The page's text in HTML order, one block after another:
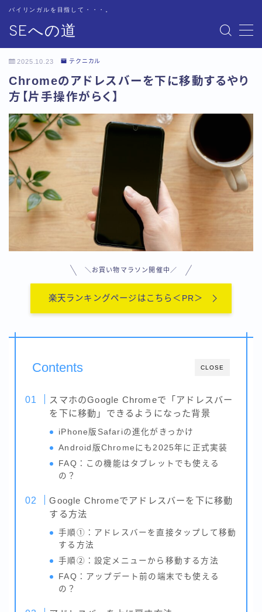
SEへの道
バイリンガルを目指して・・・。
お問い合わせ
テクニカル
トップページ
プライバシーポリシー
プロフィール
基本
書籍紹介
用語集
用語集-あ行
用語集-か行
用語集-さ行
用語集-た行
用語集-は行
用語集-や行・わ
用語集-ら行
2025.10.23 テクニカル
Chromeのアドレスバーを下に移動するやり
方【片手操作がらく】
＼お買い物マラソン開催中／
楽天ランキングページはこちら＜PR＞
CLOSE
Contents
スマホのGoogle Chromeで「アドレスバー
を下に移動」できるようになった背景
iPhone版Safariの進化がきっかけ
Android版Chromeにも2025年に正式実装
FAQ：この機能はタブレットでも使える
の？
Google Chromeでアドレスバーを下に移動
する方法
手順①：アドレスバーを直接タップして移動
する方法
手順②：設定メニューから移動する方法
FAQ：アップデート前の端末でも使える
の？